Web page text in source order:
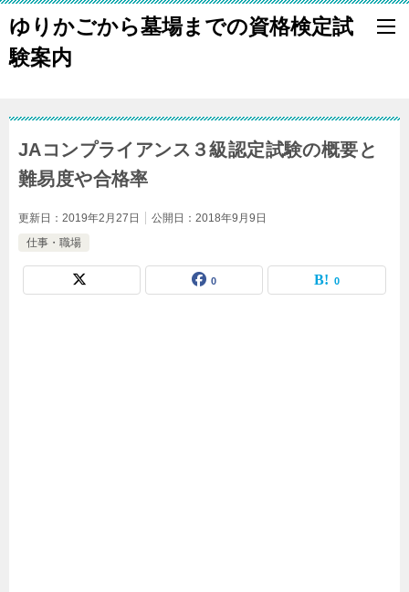
ゆりかごから墓場までの資格検定試
験案内
JAコンプライアンス３級認定試験の概要と
難易度や合格率
更新日： 2019年2月27日 公開日： 2018年9月9日
仕事・職場
0 0